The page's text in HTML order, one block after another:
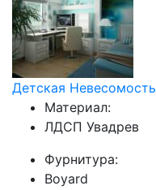
Детская Невесомость
Материал:
ЛДСП Увадрев
Фурнитура:
Boyard